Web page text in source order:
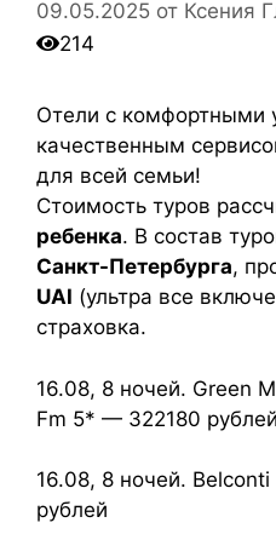
09.05.2025 от Ксения
214
Отели с комфортными
качественным
для всей семьи!
Стоимость туров
ребенка. В состав
Санкт-Петербурга,
UAI (ультра все
страховка.
16.08, 8 ночей. Green
Fm 5* — 322180 рублей
16.08, 8 ночей.
рублей